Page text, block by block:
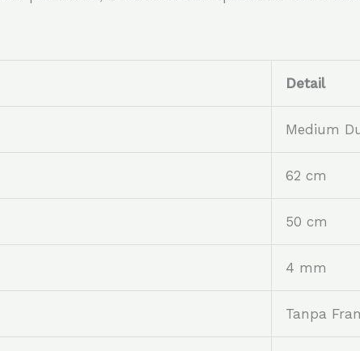
Detail
Medium
62 cm
50 cm
4 mm
Tanpa